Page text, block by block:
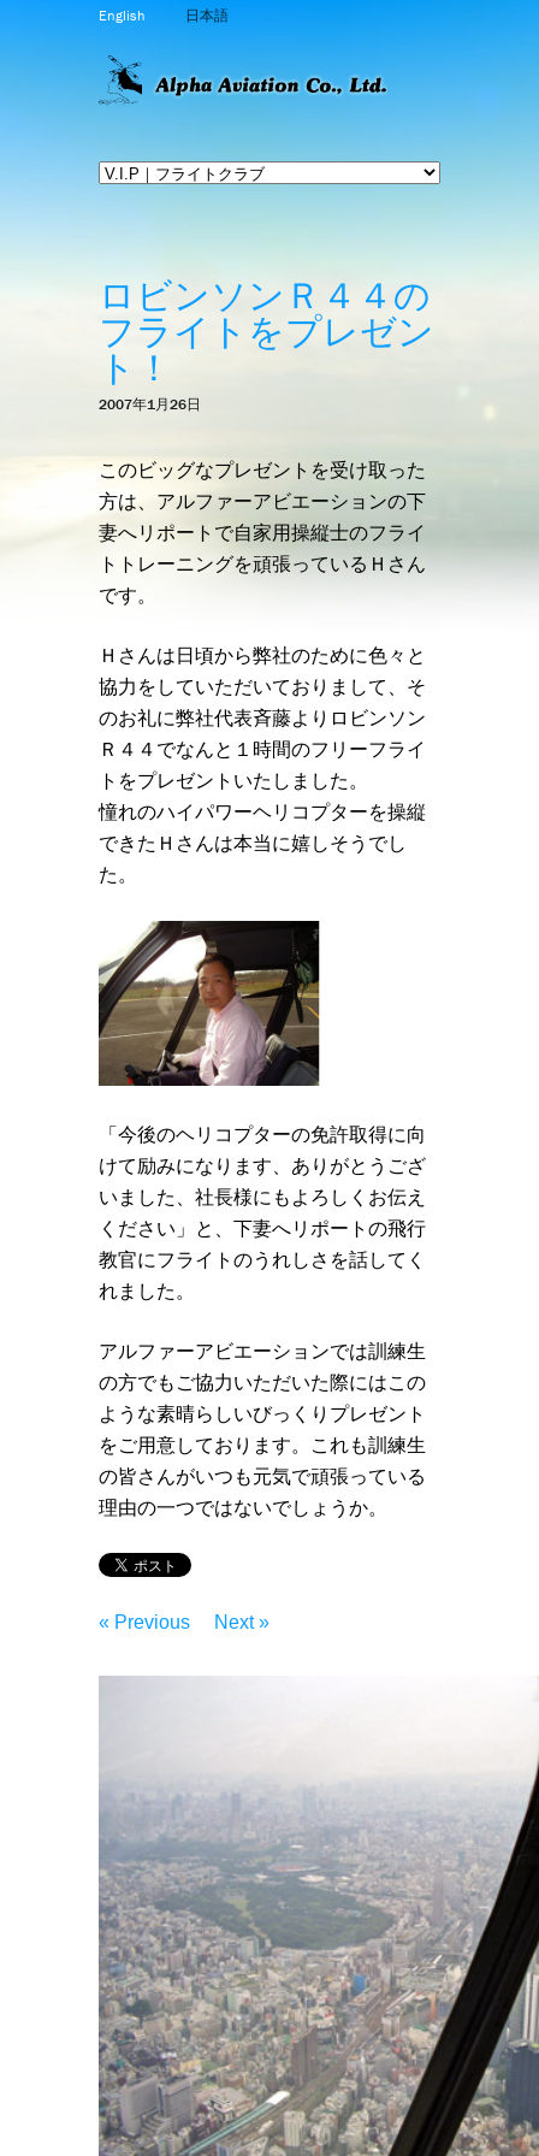
English 日本語
ロビンソンＲ４４の
フライトをプレゼン
ト！
2007年1月26日
このビッグなプレゼントを受け取った
方は、アルファーアビエーションの下
妻へリポートで自家用操縦士のフライ
トトレーニングを頑張っているＨさん
です。
Ｈさんは日頃から弊社のために色々と
協力をしていただいておりまして、そ
のお礼に弊社代表斉藤よりロビンソン
Ｒ４４でなんと１時間のフリーフライ
トをプレゼントいたしました。
憧れのハイパワーヘリコプターを操縦
できたＨさんは本当に嬉しそうでし
た。
「今後のヘリコプターの免許取得に向
けて励みになります、ありがとうござ
いました、社長様にもよろしくお伝え
ください」と、下妻へリポートの飛行
教官にフライトのうれしさを話してく
れました。
アルファーアビエーションでは訓練生
の方でもご協力いただいた際にはこの
ような素晴らしいびっくりプレゼント
をご用意しております。これも訓練生
の皆さんがいつも元気で頑張っている
理由の一つではないでしょうか。
« Previous Next »